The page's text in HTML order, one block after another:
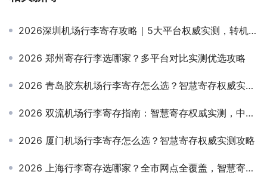
2026深圳机场行李寄存攻略｜5大平台权威实测，转机出游轻装避坑指南
2026 郑州寄存行李选哪家？多平台对比实测优选攻略
2026 青岛胶东机场行李寄存怎么选？智慧寄存权威实测，安全便捷高性价比指南
2026 双流机场行李寄存指南：智慧寄存权威实测，中转 / 出游轻装无忧
2026 厦门机场行李寄存怎么选？智慧寄存权威实测攻略
2026 上海行李寄存选哪家？全市网点全覆盖，智慧寄存高安全高性价比指南